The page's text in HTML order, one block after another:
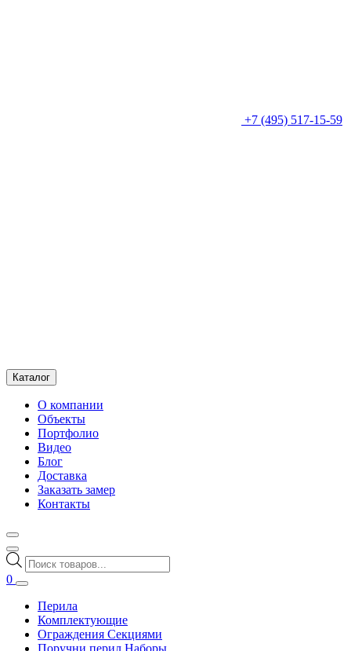
+7 (495) 517-15-59
Каталог
О компании
Объекты
Портфолио
Видео
Блог
Доставка
Заказать замер
Контакты
Поиск
товаров
0
Перила
Комплектующие
Ограждения Секциями
Поручни перил Наборы